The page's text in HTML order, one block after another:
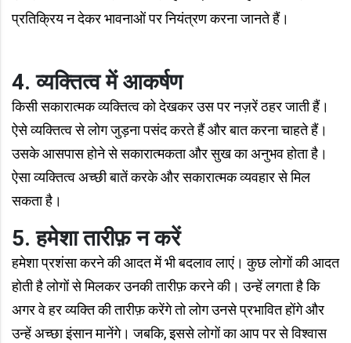
प्रतिक्रिय न देकर भावनाओं पर नियंत्रण करना जानते हैं।
4. व्यक्तित्व में आकर्षण
किसी सकारात्मक व्यक्तित्व को देखकर उस पर नज़रें ठहर जाती हैं।
ऐसे व्यक्तित्व से लोग जुड़ना पसंद करते हैं और बात करना चाहते हैं।
उसके आसपास होने से सकारात्मकता और सुख का अनुभव होता है।
ऐसा व्यक्तित्व अच्छी बातें करके और सकारात्मक व्यवहार से मिल
सकता है।
5. हमेशा तारीफ़ न करें
हमेशा प्रशंसा करने की आदत में भी बदलाव लाएं। कुछ लोगों की आदत
होती है लोगों से मिलकर उनकी तारीफ़ करने की। उन्हें लगता है कि
अगर वे हर व्यक्ति की तारीफ़ करेंगे तो लोग उनसे प्रभावित होंगे और
उन्हें अच्छा इंसान मानेंगे। जबकि, इससे लोगों का आप पर से विश्वास